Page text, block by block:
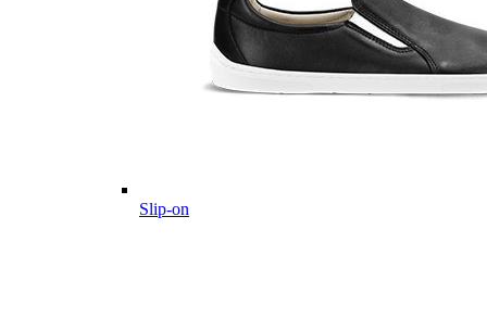
Slip-on